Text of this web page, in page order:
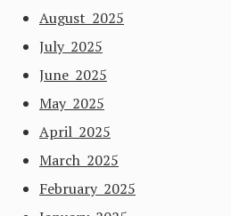
August 2025
July 2025
June 2025
May 2025
April 2025
March 2025
February 2025